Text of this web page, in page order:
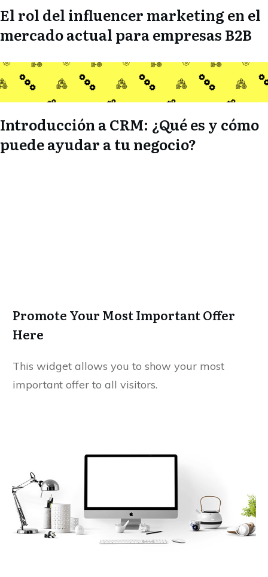
El rol del influencer marketing en el
mercado actual para empresas B2B
Introducción a CRM: ¿Qué es y cómo
puede ayudar a tu negocio?
Promote Your Most Important Offer
Here
This widget allows you to show your most
important offer to all visitors.